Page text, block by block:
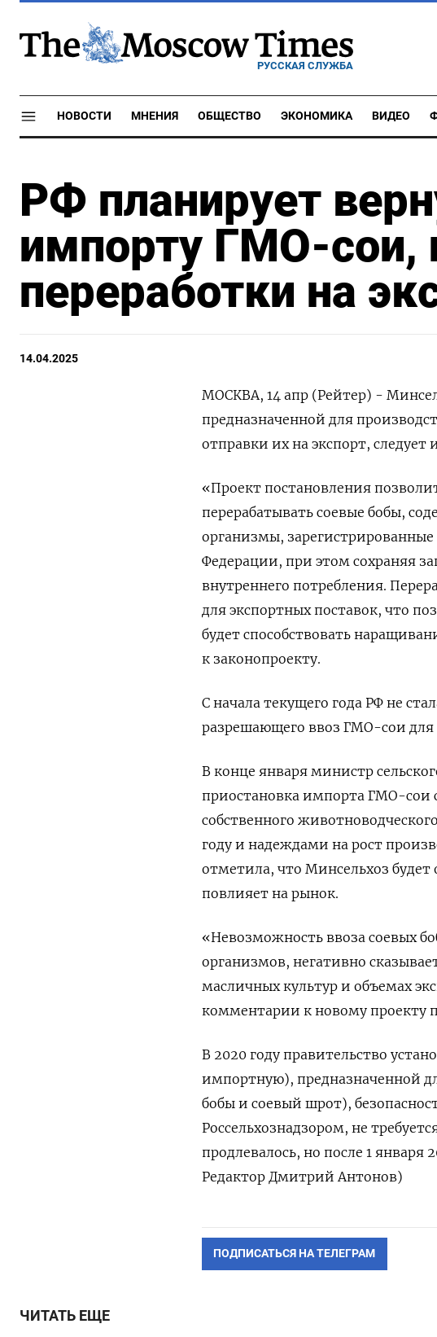
РУССКАЯ СЛУЖБА
НОВОСТИ МНЕНИЯ ОБЩЕСТВО ЭКОНОМИКА ВИДЕО
РФ планирует
импорту ГМО-сои,
переработки на
14.04.2025
МОСКВА, 14 апр (Рейтер) -
предназначенной для
отправки их на экспорт, следует
«Проект постановления
перерабатывать соевые бобы,
организмы,
Федерации, при этом сохраняя
внутреннего потребления.
для экспортных поставок, что
будет способствовать
к законопроекту.
С начала текущего года РФ не
разрешающего ввоз ГМО-сои
В конце января министр
приостановка импорта ГМО-сои
собственного
году и надеждами на рост
отметила, что Минсельхоз будет
повлияет на рынок.
«Невозможность ввоза соевых
организмов, негативно
масличных культур и объемах
комментарии к новому проекту
В 2020 году правительство
импортную), предназначенной
бобы и соевый шрот),
Россельхознадзором, не
продлевалось, но после 1 января
Редактор Дмитрий Антонов)
ПОДПИСАТЬСЯ НА ТЕЛЕГРАМ
ЧИТАТЬ ЕЩЕ